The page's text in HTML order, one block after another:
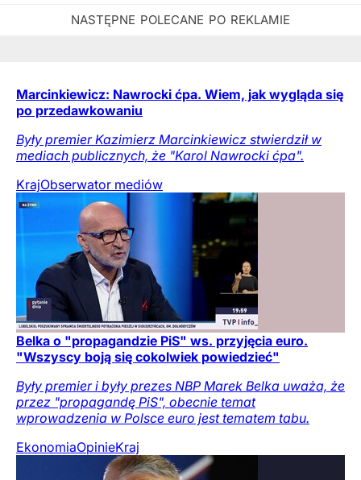
Marcinkiewicz: Nawrocki ćpa. Wiem, jak wygląda się
po przedawkowaniu
Były premier Kazimierz Marcinkiewicz stwierdził w
mediach publicznych, że "Karol Nawrocki ćpa".
KrajObserwator mediów
Belka o "propagandzie PiS" ws. przyjęcia euro.
"Wszyscy boją się cokolwiek powiedzieć"
Były premier i były prezes NBP Marek Belka uważa, że
przez "propagandę PiS", obecnie temat
wprowadzenia w Polsce euro jest tematem tabu.
EkonomiaOpinieKraj